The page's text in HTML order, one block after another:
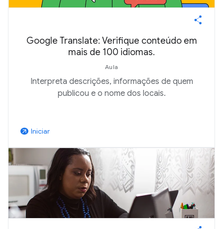
Google Translate: Verifique conteúdo em
mais de 100 idiomas.
Aula
Interpreta descrições, informações de quem
publicou e o nome dos locais.
arrow_outward Iniciar